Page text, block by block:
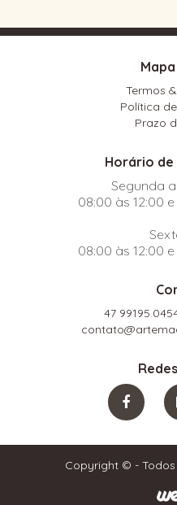
Termos
Política
Prazo
Horário
Segunda
08:00 às 12:00
08:00 às 12:00
47
Copyright © -